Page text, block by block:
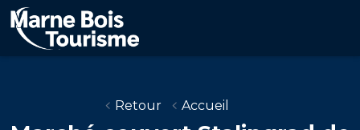
Aller
au
contenu
principal
Retour Accueil